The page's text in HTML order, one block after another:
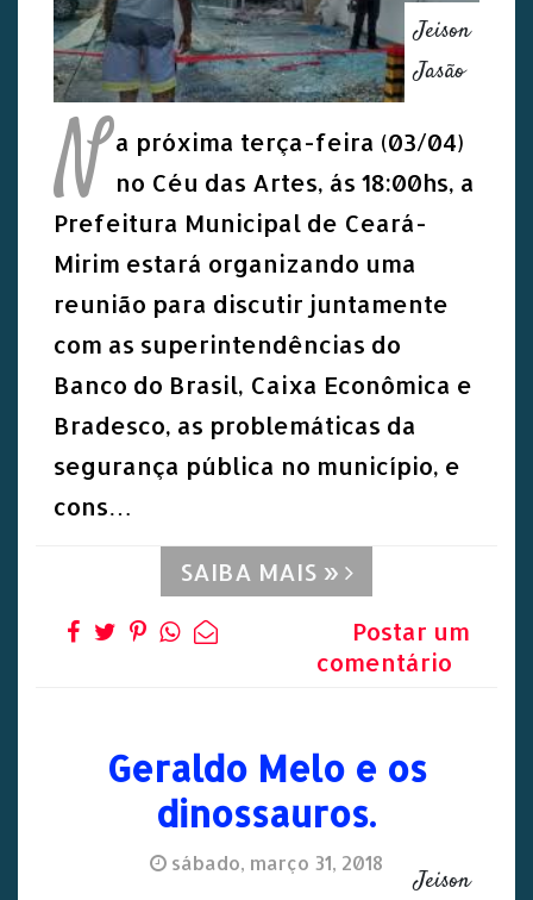
Jeison
Jasão
N a próxima terça-feira (03/04)
no Céu das Artes, ás 18:00hs, a
Prefeitura Municipal de Ceará-
Mirim estará organizando uma
reunião para discutir juntamente
com as superintendências do
Banco do Brasil, Caixa Econômica e
Bradesco, as problemáticas da
segurança pública no município, e
cons…
SAIBA MAIS »
Postar um
comentário
Geraldo Melo e os
dinossauros.
sábado, março 31, 2018
Jeison